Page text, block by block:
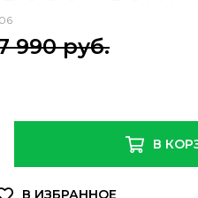
990 руб.
В